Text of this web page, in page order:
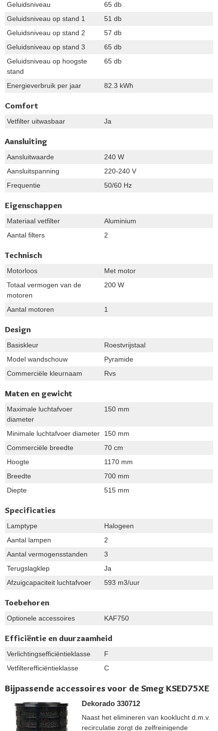
Geluidsniveau
65 db
Geluidsniveau op stand 1
51 db
Geluidsniveau op stand 2
57 db
Geluidsniveau op stand 3
65 db
Geluidsniveau op hoogste
stand
65 db
Energieverbruik per jaar 82.3 kWh
Comfort
Vetfilter uitwasbaar Ja
Aansluiting
Aansluitwaarde
240 W
Aansluitspanning
220-240 V
Frequentie
50/60 Hz
Eigenschappen
Materiaal vetfilter
Aluminium
Aantal filters
2
Technisch
Motorloos
Met motor
Totaal vermogen van de
motoren
200 W
Aantal motoren 1
Design
Basiskleur
Roestvrijstaal
Model wandschouw
Pyramide
Commerciële kleurnaam
Rvs
Maten en gewicht
Maximale luchtafvoer
diameter
150 mm
Minimale luchtafvoer diameter
150 mm
Commerciële breedte
70 cm
Hoogte
1170 mm
Breedte
700 mm
Diepte
515 mm
Specificaties
Lamptype
Halogeen
Aantal lampen
2
Aantal vermogensstanden
3
Terugslagklep
Ja
Afzuigcapaciteit luchtafvoer
593 m3/uur
Toebehoren
Optionele accessoires KAF750
Efficiëntie en duurzaamheid
Verlichtingsefficiëntieklasse
F
Vetfilterefficiëntieklasse
C
Bijpassende accessoires voor de Smeg KSED75XE
Dekorado 330712
Naast het elimineren van kooklucht d.m.v.
recirculatie zorgt de zelfreinigende